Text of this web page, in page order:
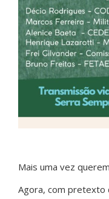
Mais uma vez
Agora, com pretexto